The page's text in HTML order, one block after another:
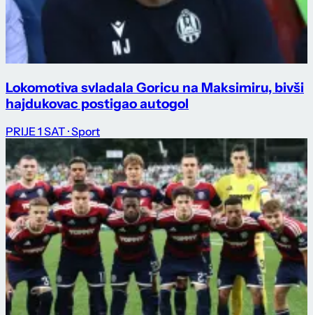
Lokomotiva svladala Goricu na Maksimiru, bivši
hajdukovac postigao autogol
PRIJE 1 SAT · Sport